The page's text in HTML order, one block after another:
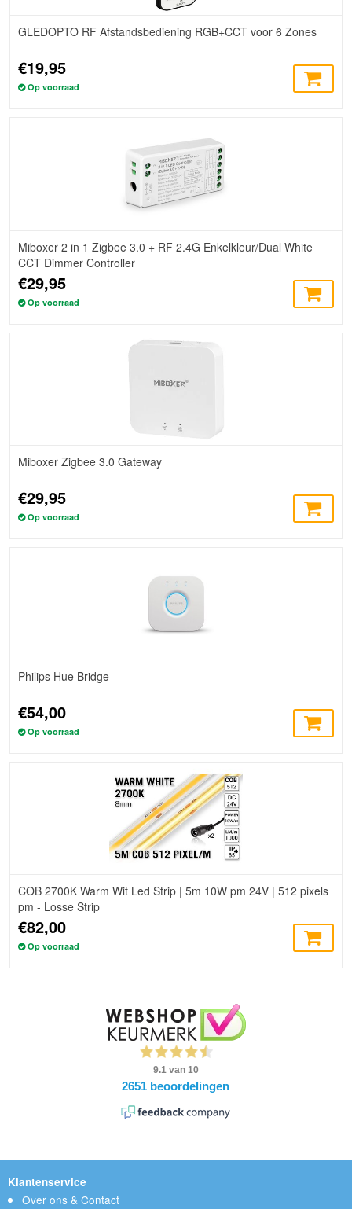
GLEDOPTO RF Afstandsbediening RGB+CCT voor 6 Zones
€19,95
Op voorraad
Miboxer 2 in 1 Zigbee 3.0 + RF 2.4G Enkelkleur/Dual White
CCT Dimmer Controller
€29,95
Op voorraad
Miboxer Zigbee 3.0 Gateway
€29,95
Op voorraad
Philips Hue Bridge
€54,00
Op voorraad
COB 2700K Warm Wit Led Strip | 5m 10W pm 24V | 512 pixels
pm - Losse Strip
€82,00
Op voorraad
Klantenservice
Over ons & Contact